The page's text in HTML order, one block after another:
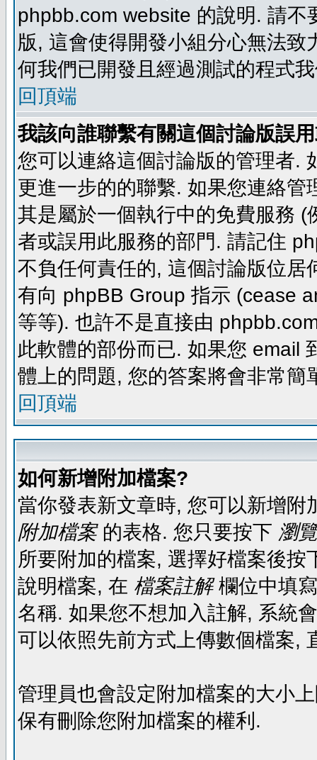
phpbb.com website 的說明. 請
版, 這會使得開發小組分心無法
何我們已開發且經過測試的程式
回頂端
我該向誰聯繫有關這個討論版誤
您可以連絡這個討論版的管理者.
更進一步的的聯繫. 如果您連絡
其是屬於一個執行中的免費服務
者或誤用此服務的部門. 請記住
不負任何責任的, 這個討論版位
有向 phpBB Group 指示 (cease
等等). 也許不是直接由
此軟體的部份而已. 如果您 email
體上的問題, 您的答案將會非常簡
回頂端
如何新增附加檔案?
當你發表新文章時, 您可以新增
附加檔案的表格. 您只要按下 瀏
所要附加的檔案, 選擇好檔案後
說明檔案, 在 檔案註解欄位中填
名稱. 如果您不想加入註解, 系統
可以依照先前方式上傳數個檔案,
管理員也會設定附加檔案的大小
保有刪除您附加檔案的權利.